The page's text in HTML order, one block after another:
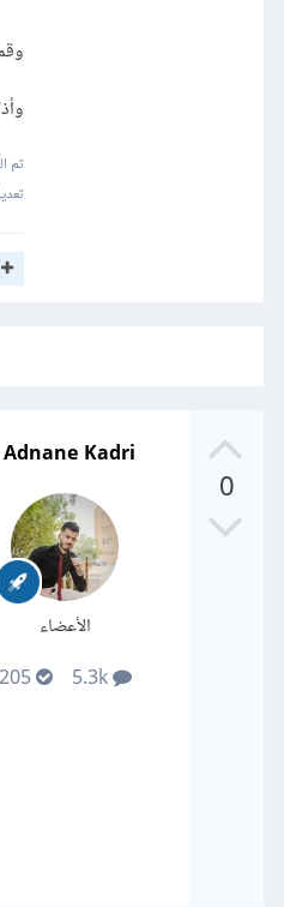
تم
0
Adnane Kadri
الأعضاء
5.3k
205